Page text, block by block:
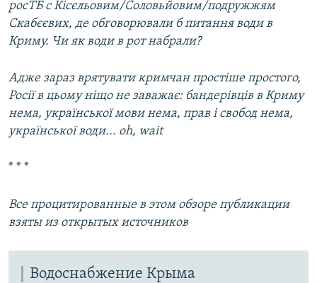
росТБ с Кісєльовим/Соловьйовим/подружжям
Скабєєвих, де обговорювали б питання води в
Криму. Чи як води в рот набрали?
Адже зараз врятувати кримчан простіше простого,
Росії в цьому ніщо не заважає: бандерівців в Криму
нема, української мови нема, прав і свобод нема,
української води... oh, wait
* * *
Все процитированные в этом обзоре публикации
взяты из открытых источников
Водоснабжение Крыма